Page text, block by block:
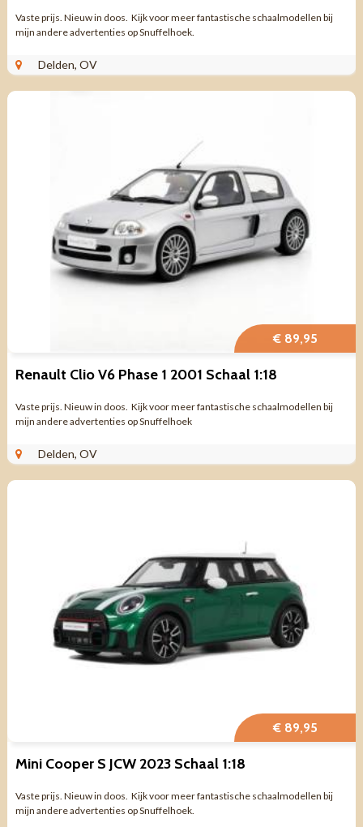
Vaste prijs. Nieuw in doos. Kijk voor meer fantastische schaalmodellen bij
mijn andere advertenties op Snuffelhoek.
Delden, OV
€ 89,95
Renault Clio V6 Phase 1 2001 Schaal 1:18
Vaste prijs. Nieuw in doos. Kijk voor meer fantastische schaalmodellen bij
mijn andere advertenties op Snuffelhoek
Delden, OV
€ 89,95
Mini Cooper S JCW 2023 Schaal 1:18
Vaste prijs. Nieuw in doos. Kijk voor meer fantastische schaalmodellen bij
mijn andere advertenties op Snuffelhoek.